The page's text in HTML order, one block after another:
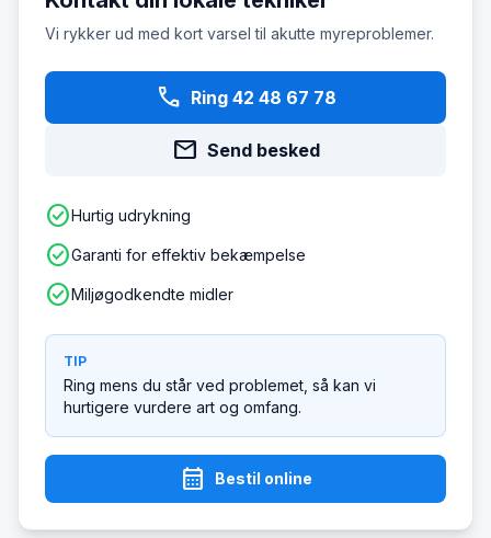
Vi rykker ud med kort varsel til akutte myreproblemer.
phone Ring 42 48 67 78
mail Send besked
check_circleHurtig udrykning
check_circleGaranti for effektiv bekæmpelse
check_circleMiljøgodkendte midler
TIP
Ring mens du står ved problemet, så kan vi
hurtigere vurdere art og omfang.
calendar_month Bestil online